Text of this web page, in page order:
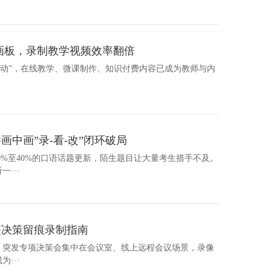
，录制教学视频效率翻倍
”，在线教学、微课制作、知识付费内容已成为教师与内
中画”录-看-改”闭环破局
至40%的口语话题更新，陌生题目让大量考生措手不及。
···
策留痕录制指南
发专项决策会集中在会议室、线上远程会议场景，录像
···